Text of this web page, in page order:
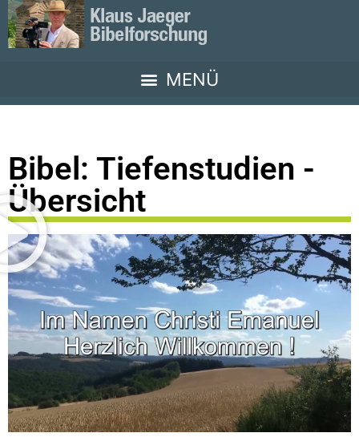
Bibel: Tiefenstudien -
Übersicht